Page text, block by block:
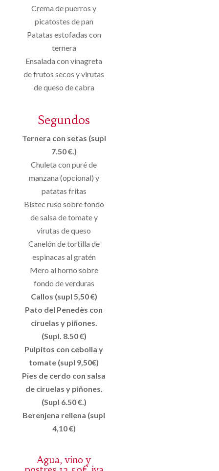
Crema de puerros y
picatostes de pan
Patatas estofadas con
ternera
Ensalada con vinagreta
de frutos secos y virutas
de queso de cabra
Segundos
Ternera con setas (supl
7.50 €.)
Chuleta con puré de
manzana (opcional) y
patatas fritas
Bistec ruso sobre fondo
de salsa de tomate y
virutas de queso
Canelón de tortilla de
espinacas al gratén
Mero al horno sobre
fondo de verduras
Callos (supl 5,50 €)
Pato del Penedès con
ciruelas y piñones.
(Supl. 8.50 €)
Pulpitos con cebolla y
tomate (supl 9,50€)
Pies de cerdo con salsa
de ciruelas y piñones.
(Supl 6.50 €.)
Berenjena rellena (supl
4,10 €)
Agua, vino y